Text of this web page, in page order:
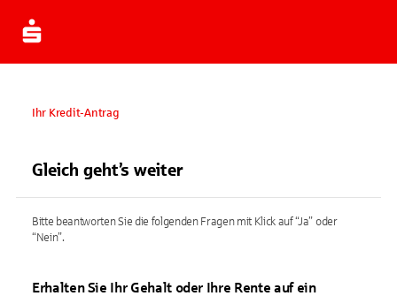
Ihr Kredit-Antrag
Gleich geht’s weiter
Bitte beantworten Sie die folgenden Fragen mit Klick auf “Ja” oder
“Nein”.
Erhalten Sie Ihr Gehalt oder Ihre Rente auf ein